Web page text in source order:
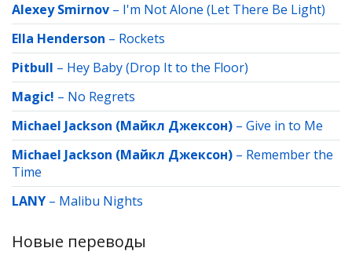
Alexey Smirnov – I'm Not Alone (Let There Be Light)
Ella Henderson – Rockets
Pitbull – Hey Baby (Drop It to the Floor)
Magic! – No Regrets
Michael Jackson (Майкл Джексон) – Give in to Me
Michael Jackson (Майкл Джексон) – Remember the
Time
LANY – Malibu Nights
Новые переводы